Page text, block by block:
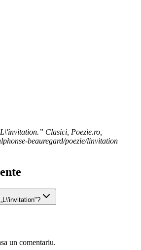
Clasici, Poezie.ro,
beauregard/poezie/linvitation
un comentariu.